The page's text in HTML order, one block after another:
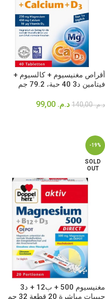
أقراص مغنيسيوم + كالسيوم +
فيتامين د3 40 حبة، 79.2 جم
د.م.140,00 د.م.
-19%
SOLD
OUT
مغنيسيوم 500 + ب12 + د3
حبيبات مباشرة 20 قطعة 32 جم